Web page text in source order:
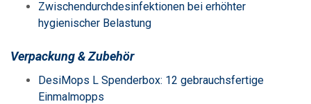
Zwischendurchdesinfektionen bei erhöhter
hygienischer Belastung
Verpackung & Zubehör
DesiMops L Spenderbox: 12 gebrauchsfertige
Einmalmopps